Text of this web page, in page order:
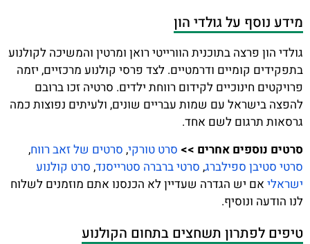
מידע נוסף על גולדי הון
גולדי הון פרצה בתוכנית הוורייטי רואן ומרטין והמשיכה לקולנוע
בתפקידים קומיים ודרמטיים. לצד פרסי קולנוע מרכזיים, יזמה
פרויקטים חינוכיים לקידום רווחת ילדים. סרטיה זכו ברובם
להפצה בישראל עם שמות עבריים שונים, ולעיתים נפוצות כמה
גרסאות תרגום לשם אחד.
סרטים נוספים אחרים >> סרט טורקי, סרטים של זאב רווח,
סרטי סטיבן ספילברג, סרטי ברברה סטרייסנד, סרט קולנוע
ישראלי אם יש הגדרה שעדיין לא הכנסנו אתם מוזמנים לשלוח
לנו הודעה ונוסיף.
טיפים לפתרון תשחצים בתחום הקולנוע